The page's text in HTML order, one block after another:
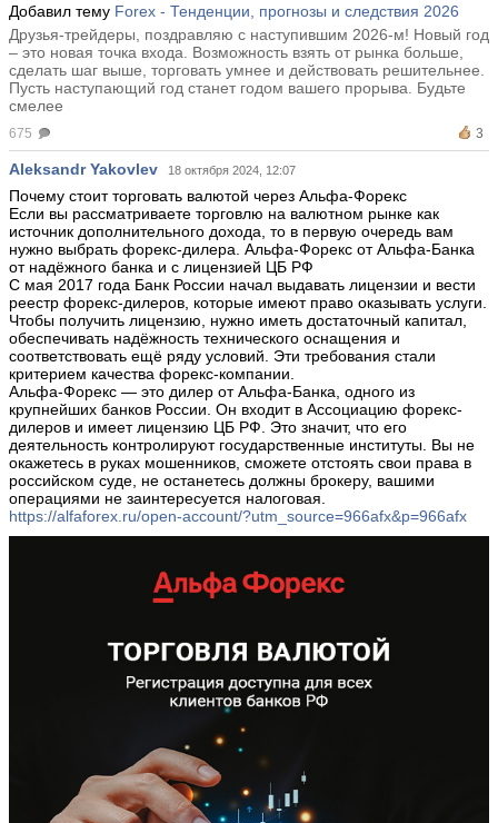
Добавил тему Forex - Тенденции, прогнозы и следствия 2026
Друзья-трейдеры, поздравляю с наступившим 2026-м! Новый год
– это новая точка входа. Возможность взять от рынка больше,
сделать шаг выше, торговать умнее и действовать решительнее.
Пусть наступающий год станет годом вашего прорыва. Будьте
смелее
3
675
Aleksandr Yakovlev 18 октября 2024, 12:07
Почему стоит торговать валютой через Альфа-Форекс
Если вы рассматриваете торговлю на валютном рынке как
источник дополнительного дохода, то в первую очередь вам
нужно выбрать форекс-дилера. Альфа-Форекс от Альфа-Банка
от надёжного банка и с лицензией ЦБ РФ
С мая 2017 года Банк России начал выдавать лицензии и вести
реестр форекс-дилеров, которые имеют право оказывать услуги.
Чтобы получить лицензию, нужно иметь достаточный капитал,
обеспечивать надёжность технического оснащения и
соответствовать ещё ряду условий. Эти требования стали
критерием качества форекс-компании.
Альфа-Форекс — это дилер от Альфа-Банка, одного из
крупнейших банков России. Он входит в Ассоциацию форекс-
дилеров и имеет лицензию ЦБ РФ. Это значит, что его
деятельность контролируют государственные институты. Вы не
окажетесь в руках мошенников, сможете отстоять свои права в
российском суде, не останетесь должны брокеру, вашими
операциями не заинтересуется налоговая.
https://alfaforex.ru/open-account/?utm_source=966afx&p=966afx